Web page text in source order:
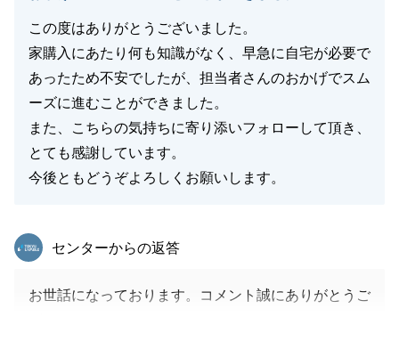
この度はありがとうございました。
家購入にあたり何も知識がなく、早急に自宅が必要で
あったため不安でしたが、担当者さんのおかげでスム
ーズに進むことができました。
また、こちらの気持ちに寄り添いフォローして頂き、
とても感謝しています。
今後ともどうぞよろしくお願いします。
東急リバブル
センターからの返答
お世話になっております。コメント誠にありがとうご